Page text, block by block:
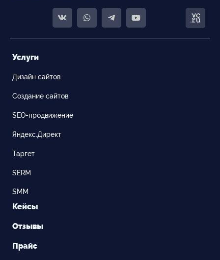
Услуги
Дизайн сайтов
Создание сайтов
SEO-продвижение
Яндекс.Директ
Таргет
SERM
SMM
Кейсы
Отзывы
Прайс